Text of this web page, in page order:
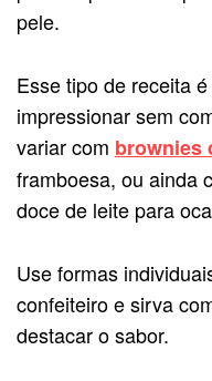
pele.
Esse tipo de receita
impressionar sem
variar com brownies
framboesa, ou ainda
doce de leite para
Use formas
confeiteiro e sirva
destacar o sabor.